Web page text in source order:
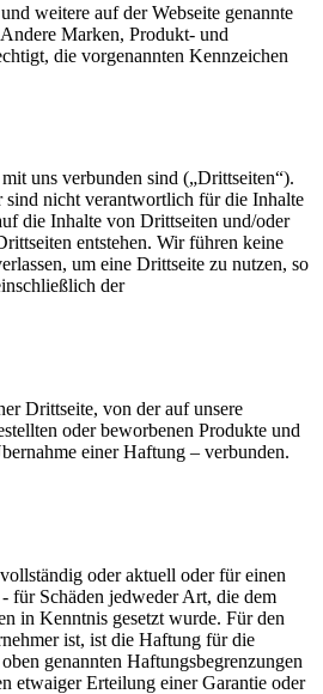
weitere auf der Webseite genannte
Marken, Produkt- und
die vorgenannten Kennzeichen
uns verbunden sind („Drittseiten“).
sind nicht verantwortlich für die Inhalte
die Inhalte von Drittseiten und/oder
entstehen. Wir führen keine
um eine Drittseite zu nutzen, so
der
Drittseite, von der auf unsere
oder beworbenen Produkte und
einer Haftung – verbunden.
oder aktuell oder für einen
für Schäden jedweder Art, die dem
in Kenntnis gesetzt wurde. Für den
ist, ist die Haftung für die
genannten Haftungsbegrenzungen
etwaiger Erteilung einer Garantie oder